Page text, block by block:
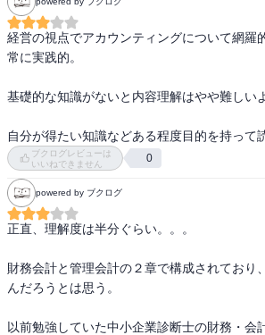
経営の視点でアカウンティングについて網羅
常に実践的。
基礎的な知識がないと内容理解はやや難しい
自分が得たい知識などある程度目的を持って
ブクログレビューは
いいねできません
0
powered by ブクログ
正直、理解度は半分ぐらい。。。
財務会計と管理会計の２章で構成されており
んだろうとは思う。
以前勉強していた中小企業診断士の財務・会